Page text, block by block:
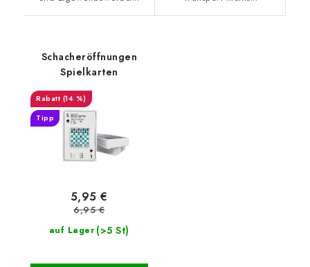
Schacheröffnungen
Spielkarten
(14 %)
Tipp
auf Lager (>5 St)
5,95 €
6,95 €